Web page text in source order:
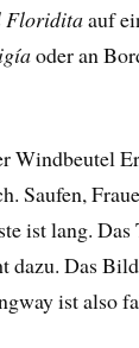
Floriditaauf
oder an
Windbeutel
Saufen,
ist lang. Das
dazu. Das
ist also